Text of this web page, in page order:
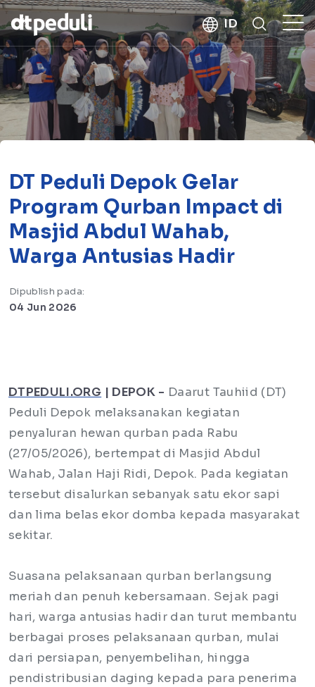
CARI
kebaikan
ID
DT Peduli Depok Gelar
Program Qurban Impact di
Masjid Abdul Wahab,
Warga Antusias Hadir
Dipublish pada:
04 Jun 2026
DTPEDULI.ORG | DEPOK - Daarut Tauhiid (DT)
Peduli Depok melaksanakan kegiatan
penyaluran hewan qurban pada Rabu
(27/05/2026), bertempat di Masjid Abdul
Wahab, Jalan Haji Ridi, Depok. Pada kegiatan
tersebut disalurkan sebanyak satu ekor sapi
dan lima belas ekor domba kepada masyarakat
sekitar.
Suasana pelaksanaan qurban berlangsung
meriah dan penuh kebersamaan. Sejak pagi
hari, warga antusias hadir dan turut membantu
berbagai proses pelaksanaan qurban, mulai
dari persiapan, penyembelihan, hingga
pendistribusian daging kepada para penerima